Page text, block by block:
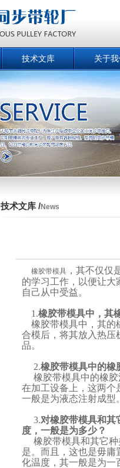
技术文库 关于
技术文库 /News
橡胶带模具，其不仅仅
的学习工作，以便让
自己从中受益。
1.橡胶带模具中，其
橡胶带模具中，其的
合模后，将其放入热压
品。
2.橡胶带模具中的橡
橡胶带模具中的橡胶
在加工设备上，这两个
一般是为液态注射成型
3.对橡胶带模具和其
度，一般是为多少？
橡胶带模具和其它种
是。而且，这也是毋
化温度，其一般是为一